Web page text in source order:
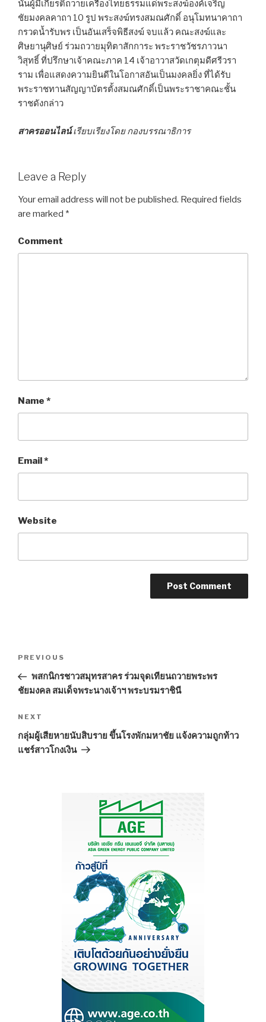
นั้นผู้มีเกียรติถวายเครื่องไทยธรรมแด่พระสงฆ์องค์เจริญ
ชัยมงคลคาถา 10 รูป พระสงฆ์ทรงสมณศักดิ์ อนุโมทนาคาถา
กรวดน้ำรับพร เป็นอันเสร็จพิธีสงฆ์ จบแล้ว คณะสงฆ์และ
ศิษยานุศิษย์ ร่วมถวายมุทิตาสักการะ พระราชวัชรภาวนา
วิสุทธิ์ ที่ปรึกษาเจ้าคณะภาค 14 เจ้าอาวาสวัดเกตุมดีศรีวรา
ราม เพื่อแสดงความยินดีในโอกาสอันเป็นมงคลยิ่ง ที่ได้รับ
พระราชทานสัญญาบัตรตั้งสมณศักดิ์เป็นพระราชาคณะชั้น
ราชดังกล่าว
สาครออนไลน์เรียบเรียงโดย กองบรรณาธิการ
Leave a Reply
Your email address will not be published. Required fields
are marked *
Comment
Name *
Email*
Website
Post
navigation
Previous
Post
PREVIOUS
พสกนิกรชาวสมุทรสาคร ร่วมจุดเทียนถวายพระพร
ชัยมงคล สมเด็จพระนางเจ้าฯ พระบรมราชินี
Next
Post
NEXT
กลุ่มผู้เสียหายนับสิบราย ขึ้นโรงพักมหาชัย แจ้งความถูกท้าว
แชร์สาวโกงเงิน